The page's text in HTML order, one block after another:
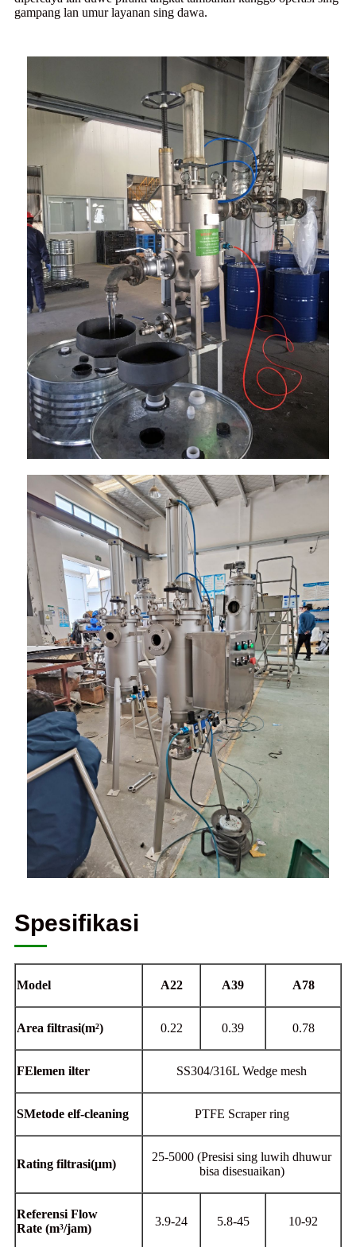
gampang lan umur layanan sing dawa.
Spesifikasi
Model A22 A39 A78
Area filtrasi(m²) 0.22 0.39 0.78
FElemen ilter SS304/316L Wedge mesh
SMetode elf-cleaning PTFE Scraper ring
Rating filtrasi(μm)
25-5000 (Presisi sing luwih dhuwur
bisa disesuaikan)
Referensi Flow
Rate (m³/jam)
3.9-24 5.8-45 10-92